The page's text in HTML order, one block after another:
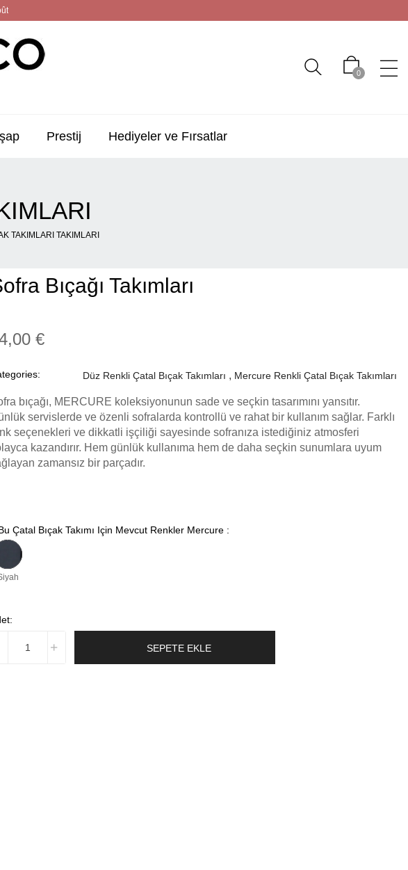
0
Prestij Hediyeler ve Fırsatlar
TAKIMLARI TAKIMLARI
Bıçağı Takımları
€
Düz Renkli Çatal Bıçak Takımları Mercure Renkli Çatal Bıçak Takımları
bıçağı, MERCURE koleksiyonunun sade ve seçkin tasarımını yansıtır.
servislerde ve özenli sofralarda kontrollü ve rahat bir kullanım sağlar. Farklı
seçenekleri ve dikkatli işçiliği sayesinde sofranıza istediğiniz atmosferi
kazandırır. Hem günlük kullanıma hem de daha seçkin sunumlara uyum
zamansız bir parçadır.
Çatal Bıçak Takımı Için Mevcut Renkler Mercure :
SEPETE EKLE